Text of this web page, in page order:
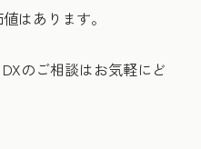
はあります。
のご相談はお気軽にど